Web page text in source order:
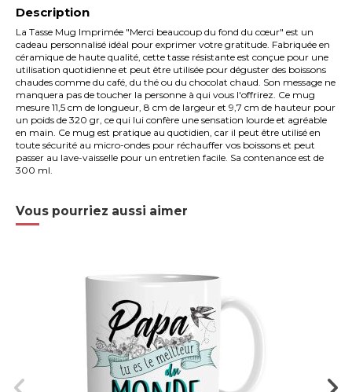
Description
La Tasse Mug Imprimée "Merci beaucoup du fond du cœur" est un
cadeau personnalisé idéal pour exprimer votre gratitude. Fabriquée en
céramique de haute qualité, cette tasse résistante est conçue pour une
utilisation quotidienne et peut être utilisée pour déguster des boissons
chaudes comme du café, du thé ou du chocolat chaud. Son message ne
manquera pas de toucher la personne à qui vous l'offrirez. Ce mug
mesure 11,5 cm de longueur, 8 cm de largeur et 9,7 cm de hauteur pour
un poids de 320 gr, ce qui lui confère une sensation lourde et agréable
en main. Ce mug est pratique au quotidien, car il peut être utilisé en
toute sécurité au micro-ondes pour réchauffer vos boissons et peut
passer au lave-vaisselle pour un entretien facile. Sa contenance est de
300 ml.
Vous pourriez aussi aimer